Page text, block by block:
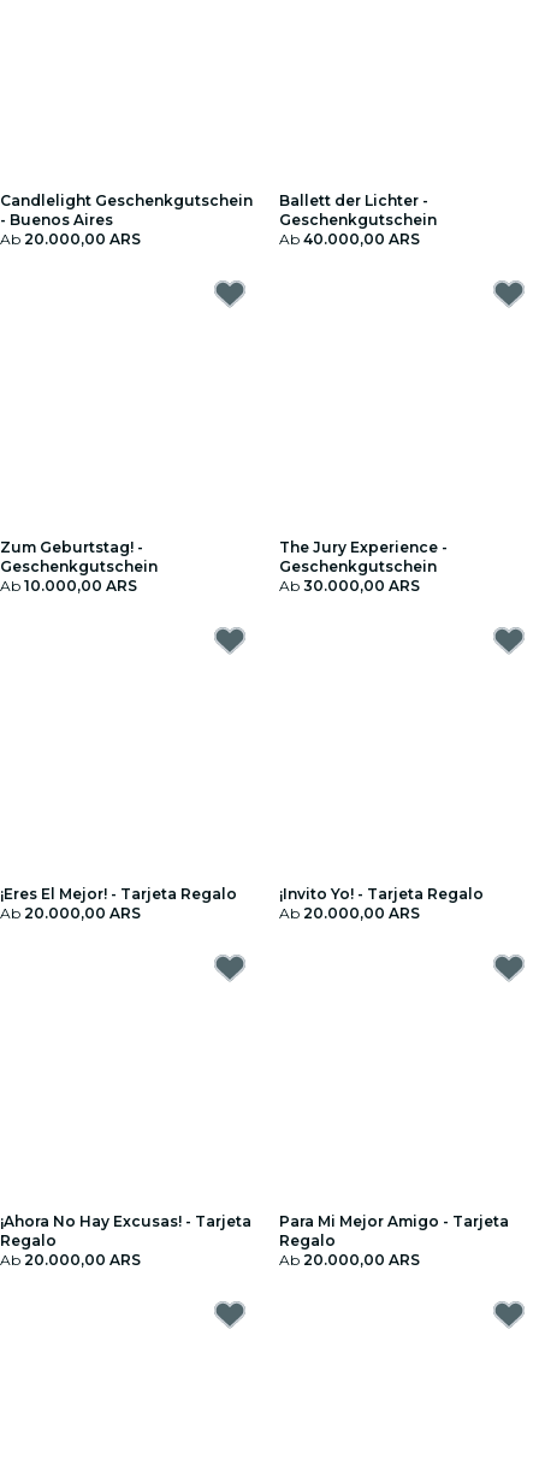
Candlelight Geschenkgutschein
- Buenos Aires
Ab 20.000,00 ARS
Ballett der Lichter -
Geschenkgutschein
Ab 40.000,00 ARS
Zum Geburtstag! -
Geschenkgutschein
Ab 10.000,00 ARS
The Jury Experience -
Geschenkgutschein
Ab 30.000,00 ARS
¡Eres El Mejor! - Tarjeta Regalo
Ab 20.000,00 ARS
¡Invito Yo! - Tarjeta Regalo
Ab 20.000,00 ARS
¡Ahora No Hay Excusas! - Tarjeta
Regalo
Ab 20.000,00 ARS
Para Mi Mejor Amigo - Tarjeta
Regalo
Ab 20.000,00 ARS